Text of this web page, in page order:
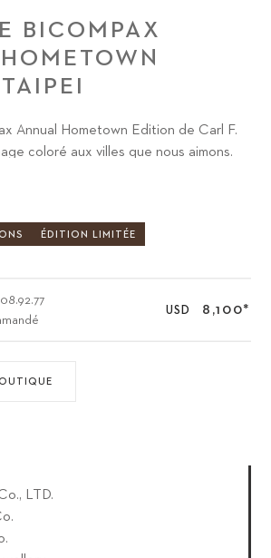
BICOMPAX
Annual Hometown Edition de Carl F.
coloré aux villes que nous aimons.
ÉDITION LIMITÉE
USD 8,100*
LTD.